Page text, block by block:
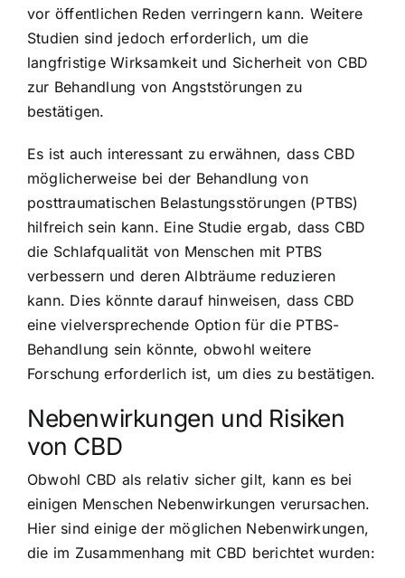
vor öffentlichen Reden verringern kann. Weitere
Studien sind jedoch erforderlich, um die
langfristige Wirksamkeit und Sicherheit von CBD
zur Behandlung von Angststörungen zu
bestätigen.
Es ist auch interessant zu erwähnen, dass CBD
möglicherweise bei der Behandlung von
posttraumatischen Belastungsstörungen (PTBS)
hilfreich sein kann. Eine Studie ergab, dass CBD
die Schlafqualität von Menschen mit PTBS
verbessern und deren Albträume reduzieren
kann. Dies könnte darauf hinweisen, dass CBD
eine vielversprechende Option für die PTBS-
Behandlung sein könnte, obwohl weitere
Forschung erforderlich ist, um dies zu bestätigen.
Nebenwirkungen und Risiken
von CBD
Obwohl CBD als relativ sicher gilt, kann es bei
einigen Menschen Nebenwirkungen verursachen.
Hier sind einige der möglichen Nebenwirkungen,
die im Zusammenhang mit CBD berichtet wurden: